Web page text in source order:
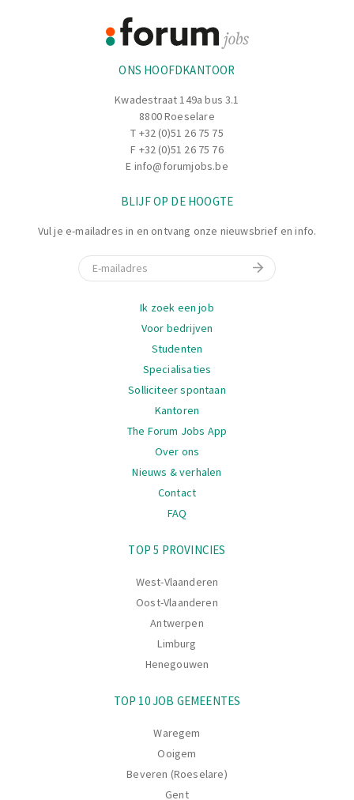
production efficace et fluide.
Veiller à la qualité et à la finition des produits.
ONS HOOFDKANTOOR
Kwadestraat 149a bus 3.1
8800 Roeselare
T +32 (0)51 26 75 75
F +32 (0)51 26 75 76
E info@forumjobs.be
BLIJF OP DE HOOGTE
Vul je e-mailadres in en ontvang onze nieuwsbrief en info.
E-mail
Ik zoek een job
Voor bedrijven
Studenten
Specialisaties
Solliciteer spontaan
Kantoren
The Forum Jobs App
Over ons
Nieuws & verhalen
Contact
FAQ
TOP 5 PROVINCIES
West-Vlaanderen
Oost-Vlaanderen
Antwerpen
Limburg
Henegouwen
TOP 10 JOB GEMEENTES
Waregem
Ooigem
Beveren (Roeselare)
Gent